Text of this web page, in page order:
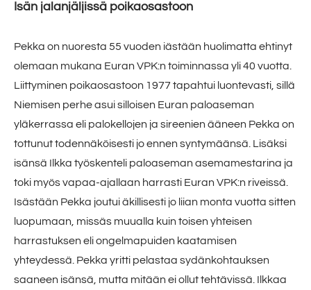
Isän jalanjäljissä poikaosastoon
Pekka on nuoresta 55 vuoden iästään huolimatta ehtinyt
olemaan mukana Euran VPK:n toiminnassa yli 40 vuotta.
Liittyminen poikaosastoon 1977 tapahtui luontevasti, sillä
Niemisen perhe asui silloisen Euran paloaseman
yläkerrassa eli palokellojen ja sireenien ääneen Pekka on
tottunut todennäköisesti jo ennen syntymäänsä. Lisäksi
isänsä Ilkka työskenteli paloaseman asemamestarina ja
toki myös vapaa-ajallaan harrasti Euran VPK:n riveissä.
Isästään Pekka joutui äkillisesti jo liian monta vuotta sitten
luopumaan, missäs muualla kuin toisen yhteisen
harrastuksen eli ongelmapuiden kaatamisen
yhteydessä. Pekka yritti pelastaa sydänkohtauksen
saaneen isänsä, mutta mitään ei ollut tehtävissä. Ilkkaa